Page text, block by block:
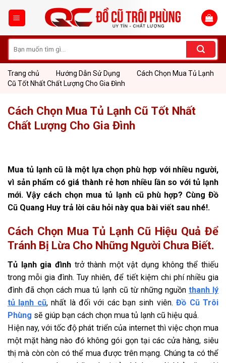
kiếm:
Trang chủ Hướng Dẫn Sử Dụng
Cách Chọn Mua Tủ Lạnh
Cũ Tốt Nhất Chất Lượng Cho Gia Đình
Cách Chọn Mua Tủ Lạnh Cũ Tốt Nhất
Chất Lượng Cho Gia Đình
Mua tủ lạnh cũ là một lựa chọn phù hợp với nhiều người,
vì sản phẩm có giá thành rẻ hơn nhiều lần so với tủ lạnh
mới. Vậy cách chọn mua tủ lạnh cũ phù hợp? Cùng Đồ
Cũ Quang Huy trả lời câu hỏi này qua bài viết sau nhé!.
Cách Chọn Mua Tủ Lạnh Cũ Hiệu Quả Để
Tránh Bị Lừa Cho Những Người Chưa Biết.
Tủ lạnh gia đìnhtrở thành một vật dụng không thể thiếu
trong mỗi gia đình. Tuy nhiên, để tiết kiệm chi phí nhiều gia
đình đã chọn cách mua tủ lạnh cũ từ những nguồn thanh lý
tủ lạnh cũ, nhất là đối với các bạn sinh viên.Đồ Cũ Trôi
Phùng sẽ giúp bạn cách chọn mua tủ lạnh cũ hiệu quả.
Hiện nay, với tốc độ phát triển của internet thì việc chọn mua
một mặt hàng nào đó không gói gọn tại các cửa hàng, siêu
thị mà còn còn có thể mua được trên mạng. Chúng ta có thể